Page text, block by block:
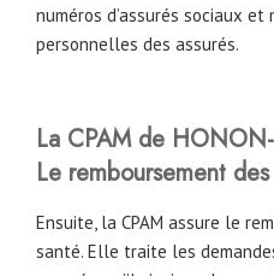
numéros d’assurés sociaux
personnelles des assurés.
La CPAM de
Le remboursement
Ensuite, la CPAM assure le
santé. Elle traite les